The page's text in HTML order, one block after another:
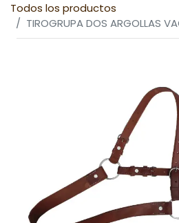
Todos los productos
TIROGRUPA DOS ARGOLLAS